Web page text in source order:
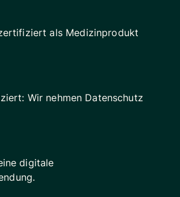
als Medizinprodukt
Wir nehmen Datenschutz
digitale